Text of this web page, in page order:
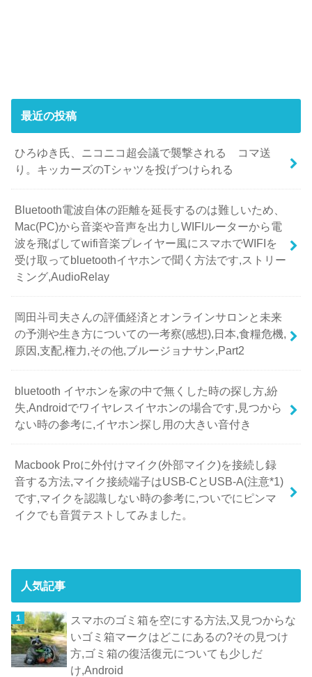
最近の投稿
ひろゆき氏、ニコニコ超会議で襲撃される コマ送
り。キッカーズのTシャツを投げつけられる
Bluetooth電波自体の距離を延長するのは難しいため、
Mac(PC)から音楽や音声を出力しWIFIルーターから電
波を飛ばしてwifi音楽プレイヤー風にスマホでWIFIを
受け取ってbluetoothイヤホンで聞く方法です,ストリー
ミング,AudioRelay
岡田斗司夫さんの評価経済とオンラインサロンと未来
の予測や生き方についての一考察(感想),日本,食糧危機,
原因,支配,権力,その他,ブルージョナサン,Part2
bluetooth イヤホンを家の中で無くした時の探し方,紛
失,Androidでワイヤレスイヤホンの場合です,見つから
ない時の参考に,イヤホン探し用の大きい音付き
Macbook Proに外付けマイク(外部マイク)を接続し録
音する方法,マイク接続端子はUSB-CとUSB-A(注意*1)
です,マイクを認識しない時の参考に,ついでにピンマ
イクでも音質テストしてみました。
人気記事
スマホのゴミ箱を空にする方法,又見つからな
いゴミ箱マークはどこにあるの?その見つけ
方,ゴミ箱の復活復元についても少しだ
け,Android